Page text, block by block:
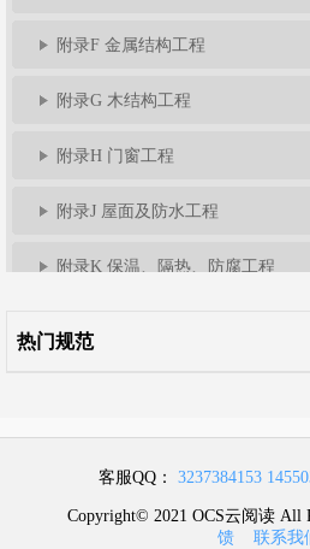
附录F 金属结构工程
附录G 木结构工程
附录H 门窗工程
附录J 屋面及防水工程
附录K 保温、隔热、防腐工程
附录P 油漆、涂料、裱糊工程
热门规范
客服QQ： 3237384153
Copyright© 2021 OCS云阅读 All
馈
联系我